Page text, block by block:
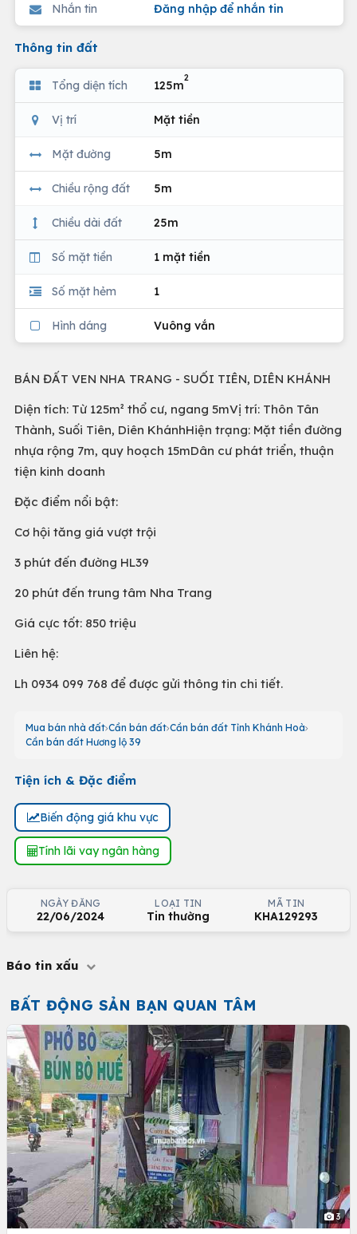
Nhắn tin Đăng nhập để nhắn tin
Thông tin đất
Tổng diện tích 125m
2
Vị trí Mặt tiền
Mặt đường 5m
Chiều rộng đất 5m
Chiều dài đất 25m
Số mặt tiền 1 mặt tiền
Số mặt hẻm 1
Hình dáng Vuông vắn
BÁN ĐẤT VEN NHA TRANG - SUỐI TIÊN, DIÊN KHÁNH
Diện tích: Từ 125m² thổ cư, ngang 5mVị trí: Thôn Tân
Thành, Suối Tiên, Diên KhánhHiện trạng: Mặt tiền đường
nhựa rộng 7m, quy hoạch 15mDân cư phát triển, thuận
tiện kinh doanh
Đặc điểm nổi bật:
Cơ hội tăng giá vượt trội
3 phút đến đường HL39
20 phút đến trung tâm Nha Trang
Giá cực tốt: 850 triệu
Liên hệ:
Lh 0934 099 768 để được gửi thông tin chi tiết.
Mua bán nhà đất Cần bán đất Cần bán đất Tỉnh Khánh Hoà
Cần bán đất Hương lộ 39
Tiện ích & Đặc điểm
Biến động giá khu vực
Tính lãi vay ngân hàng
NGÀY ĐĂNG
22/06/2024
LOẠI TIN
Tin thường
MÃ TIN
KHA129293
Báo tin xấu
BẤT ĐỘNG SẢN BẠN QUAN TÂM
3